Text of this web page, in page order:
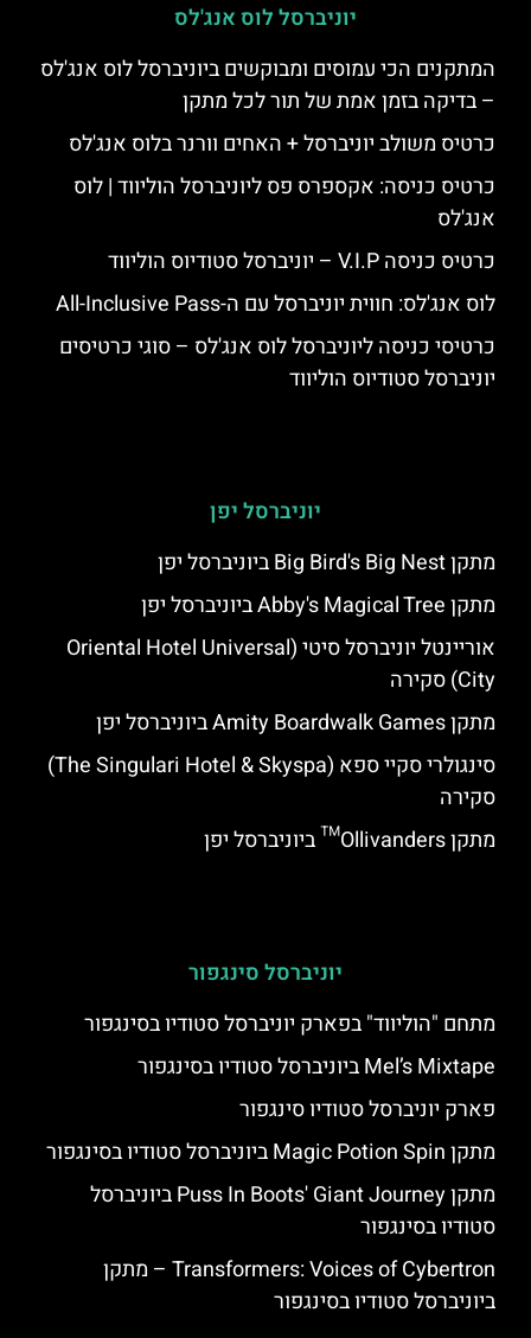
יוניברסל לוס אנג'לס
המתקנים הכי עמוסים ומבוקשים ביוניברסל לוס אנג'לס
– בדיקה בזמן אמת של תור לכל מתקן
כרטיס משולב יוניברסל + האחים וורנר בלוס אנג'לס
כרטיס כניסה: אקספרס פס ליוניברסל הוליווד | לוס
אנג'לס
כרטיס כניסה V.I.P – יוניברסל סטודיוס הוליווד
לוס אנג'לס: חווית יוניברסל עם ה-All-Inclusive Pass
כרטיסי כניסה ליוניברסל לוס אנג'לס – סוגי כרטיסים
יוניברסל סטודיוס הוליווד
יוניברסל יפן
מתקן Big Bird's Big Nest ביוניברסל יפן
מתקן Abby's Magical Tree ביוניברסל יפן
אוריינטל יוניברסל סיטי (Oriental Hotel Universal
City) סקירה
מתקן Amity Boardwalk Games ביוניברסל יפן
סינגולרי סקיי ספא (The Singulari Hotel & Skyspa)
סקירה
מתקן Ollivanders™ ביוניברסל יפן
יוניברסל סינגפור
מתחם "הוליווד" בפארק יוניברסל סטודיו בסינגפור
Mel’s Mixtape ביוניברסל סטודיו בסינגפור
פארק יוניברסל סטודיו סינגפור
מתקן Magic Potion Spin ביוניברסל סטודיו בסינגפור
מתקן Puss In Boots' Giant Journey ביוניברסל
סטודיו בסינגפור
Transformers: Voices of Cybertron – מתקן
ביוניברסל סטודיו בסינגפור